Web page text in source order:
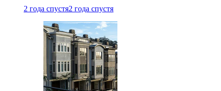
2 года спустя2 года спустя